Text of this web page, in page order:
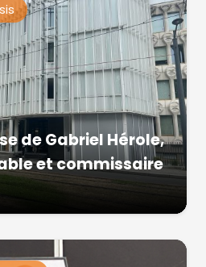
de Gabriel Hérole,
et commissaire